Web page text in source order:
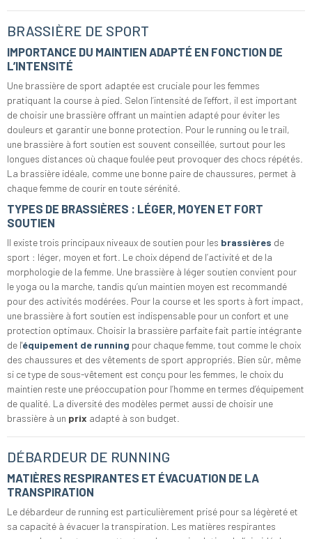
BRASSIÈRE DE SPORT
IMPORTANCE DU MAINTIEN ADAPTÉ EN FONCTION DE
L’INTENSITÉ
Une brassière de sport adaptée est cruciale pour les femmes
pratiquant la course à pied. Selon l’intensité de l’effort, il est important
de choisir une brassière offrant un maintien adapté pour éviter les
douleurs et garantir une bonne protection. Pour le running ou le trail,
une brassière à fort soutien est souvent conseillée, surtout pour les
longues distances où chaque foulée peut provoquer des chocs répétés.
La brassière idéale, comme une bonne paire de chaussures, permet à
chaque femme de courir en toute sérénité.
TYPES DE BRASSIÈRES : LÉGER, MOYEN ET FORT
SOUTIEN
Il existe trois principaux niveaux de soutien pour les brassières de
sport : léger, moyen et fort. Le choix dépend de l’activité et de la
morphologie de la femme. Une brassière à léger soutien convient pour
le yoga ou la marche, tandis qu’un maintien moyen est recommandé
pour des activités modérées. Pour la course et les sports à fort impact,
une brassière à fort soutien est indispensable pour un confort et une
protection optimaux. Choisir la brassière parfaite fait partie intégrante
de l'équipement de running pour chaque femme, tout comme le choix
des chaussures et des vêtements de sport appropriés. Bien sûr, même
si ce type de sous-vêtement est conçu pour les femmes, le choix du
maintien reste une préoccupation pour l’homme en termes d’équipement
de qualité. La diversité des modèles permet aussi de choisir une
brassière à un prix adapté à son budget.
DÉBARDEUR DE RUNNING
MATIÈRES RESPIRANTES ET ÉVACUATION DE LA
TRANSPIRATION
Le débardeur de running est particulièrement prisé pour sa légèreté et
sa capacité à évacuer la transpiration. Les matières respirantes